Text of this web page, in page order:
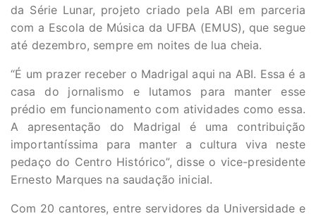
da Série Lunar, projeto criado pela ABI em parceria
com a Escola de Música da UFBA (EMUS), que segue
até dezembro, sempre em noites de lua cheia.
“É um prazer receber o Madrigal aqui na ABI. Essa é a
casa do jornalismo e lutamos para manter esse
prédio em funcionamento com atividades como essa.
A apresentação do Madrigal é uma contribuição
importantíssima para manter a cultura viva neste
pedaço do Centro Histórico”, disse o vice-presidente
Ernesto Marques na saudação inicial.
Com 20 cantores, entre servidores da Universidade e